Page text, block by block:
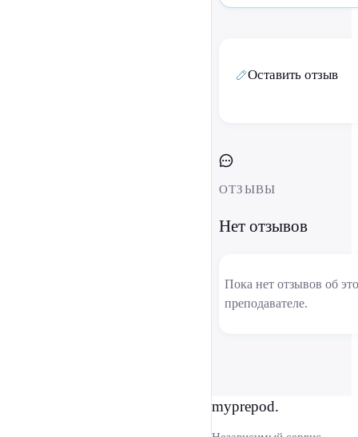
Оставить отзыв
ОТЗЫВЫ
Нет отзывов
Пока нет отзывов об
преподавателе.
myprepod.